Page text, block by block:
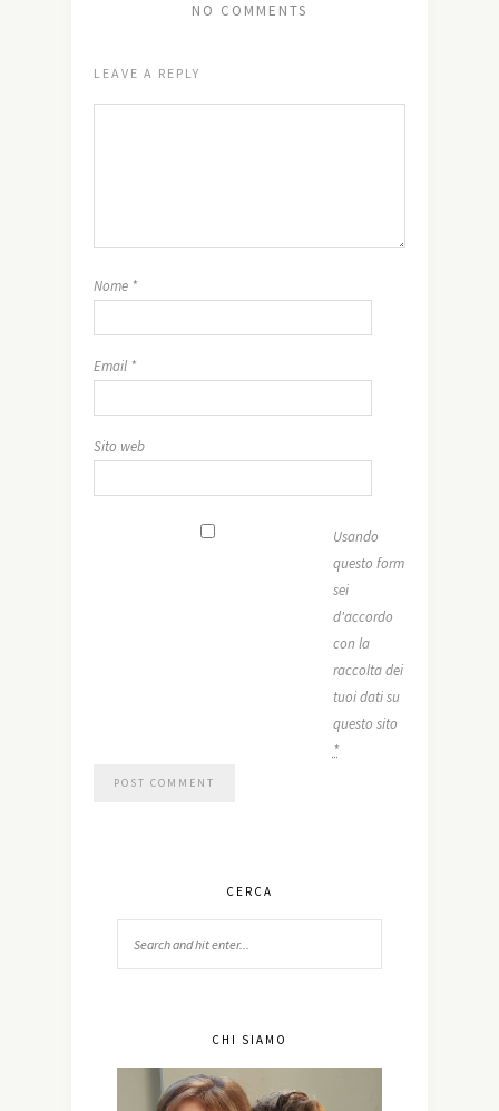
NO COMMENTS
LEAVE A REPLY
Nome *
Email *
Sito web
Usando
questo form
sei
d'accordo
con la
raccolta dei
tuoi dati su
questo sito
*
CERCA
CHI SIAMO